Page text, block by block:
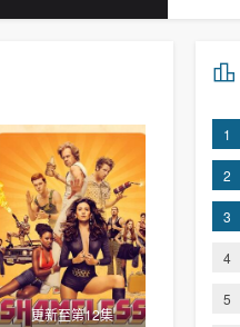
更新至第12集
1
2
3
4
5